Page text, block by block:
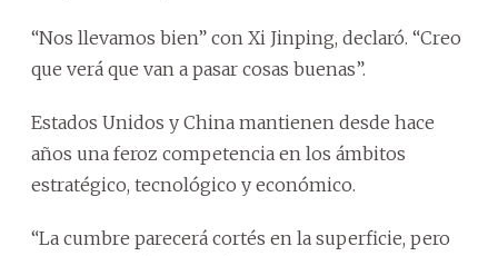
“Nos llevamos bien” con Xi Jinping, declaró. “Creo
que verá que van a pasar cosas buenas”.
Estados Unidos y China mantienen desde hace
años una feroz competencia en los ámbitos
estratégico, tecnológico y económico.
“La cumbre parecerá cortés en la superficie, pero